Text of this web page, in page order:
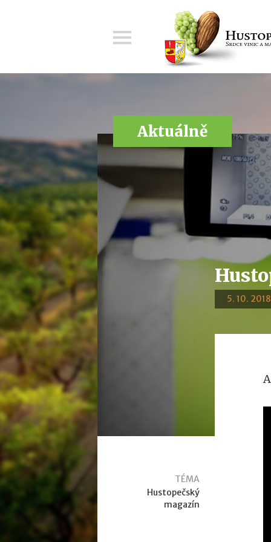
Aktuálně
5. 10.
TÉMA
Hustopečský
magazín